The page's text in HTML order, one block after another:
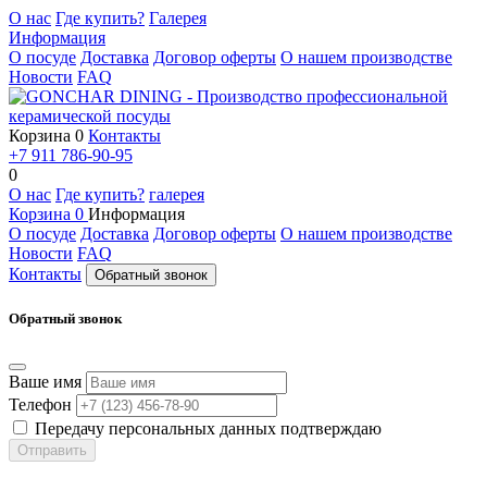
О нас Где купить? Галерея
Информация
О посуде Доставка Договор оферты О нашем производстве
Новости FAQ
Корзина 0 Контакты
+7 911 786-90-95
0
О нас Где купить? галерея
Корзина 0 Информация
О посуде Доставка Договор оферты О нашем производстве
Новости FAQ
Контакты
Обратный звонок
Обратный звонок
Ваше имя
Телефон
Передачу персональных данных подтверждаю
Отправить